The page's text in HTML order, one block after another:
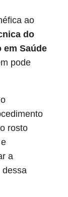
ao
do
em Saúde
pode
rosto
a